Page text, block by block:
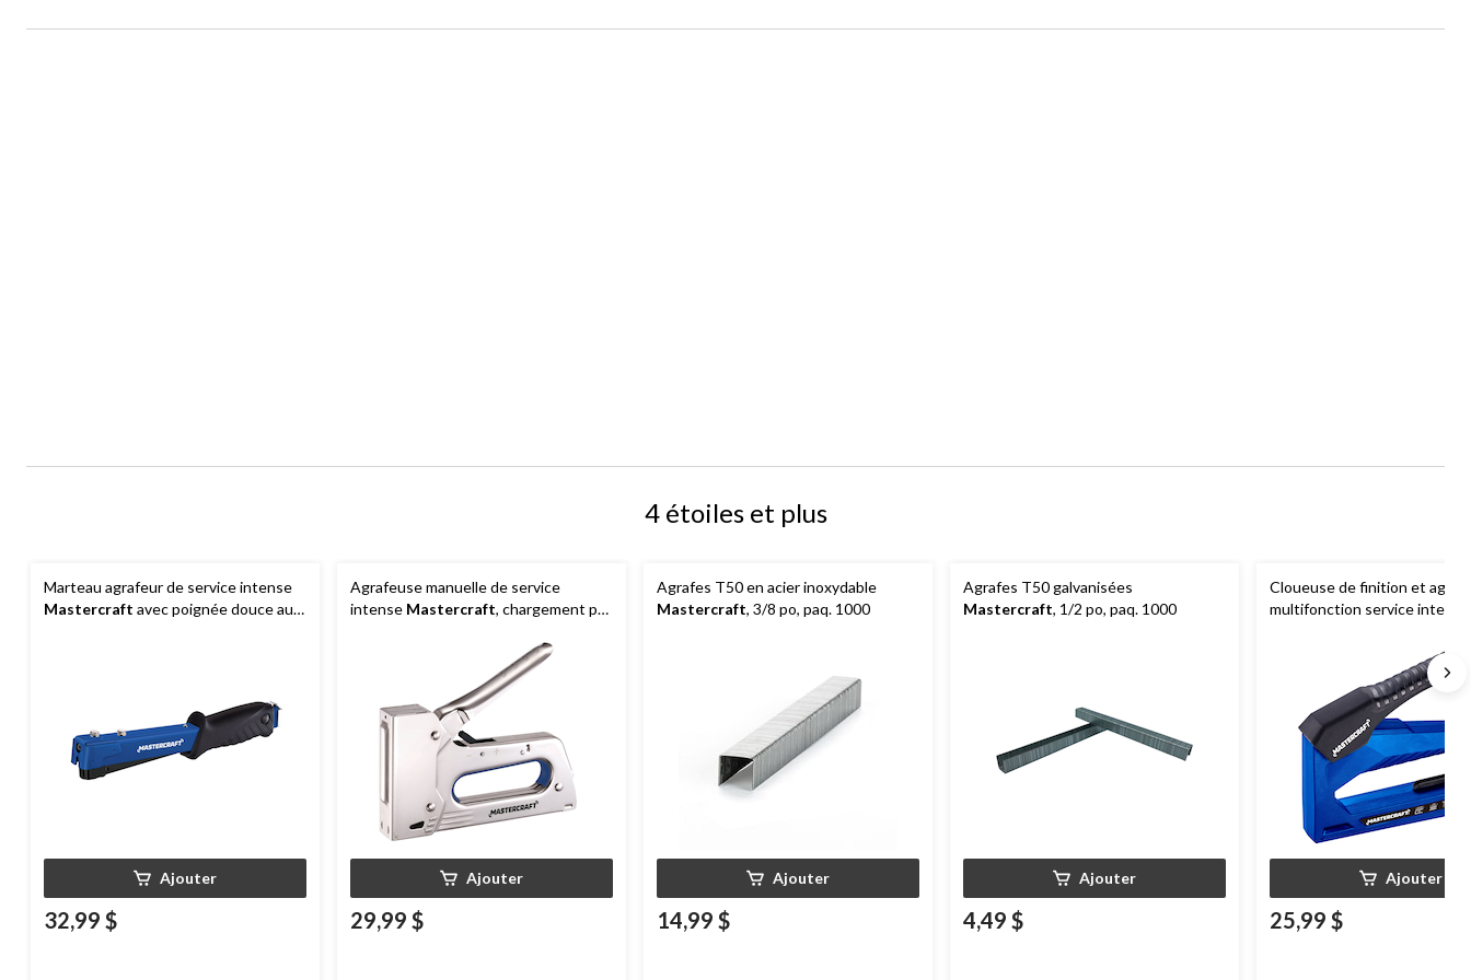
4 étoiles et plus
Marteau agrafeur de service intense
Mastercraft avec poignée douce au
Ajouter
32,99 $
Agrafeuse manuelle de service
intense Mastercraft, chargement par
agrafes T-50 ou agrafes équivalentes
Ajouter
29,99 $
Agrafes T50 en acier inoxydable
Mastercraft, 3/8 po, paq. 1000
Ajouter
14,99 $
Agrafes T50 galvanisées
Mastercraft, 1/2 po, paq. 1000
Ajouter
4,49 $
Cloueuse de finition et
multifonction service intense
T50 1/4 à 9/16 po, aux clous
finition de 5/8 po et aux
Ajouter
25,99 $